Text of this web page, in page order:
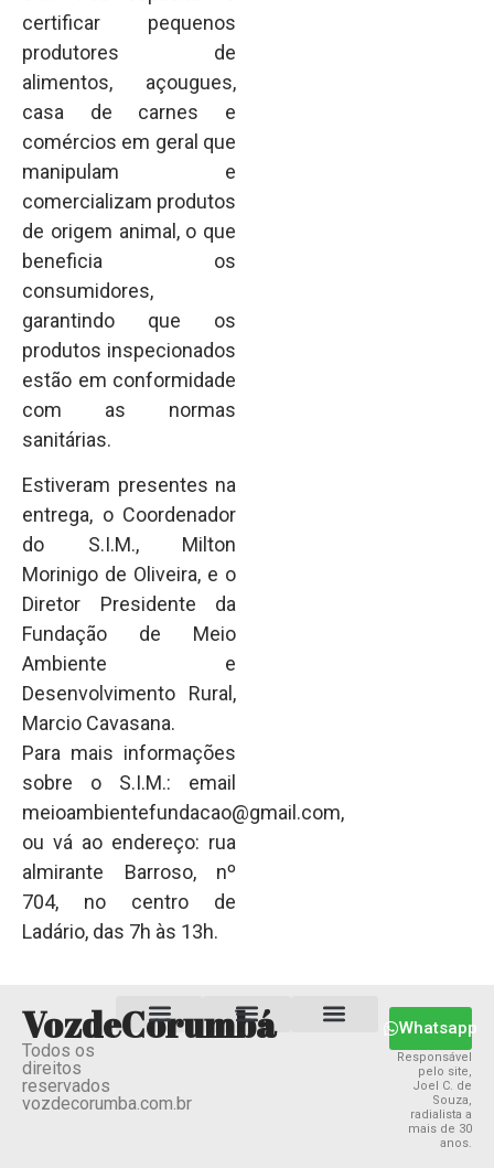
certificar pequenos
produtores de
alimentos, açougues,
casa de carnes e
comércios em geral que
manipulam e
comercializam produtos
de origem animal, o que
beneficia os
consumidores,
garantindo que os
produtos inspecionados
estão em conformidade
com as normas
sanitárias.
Estiveram presentes na
entrega, o Coordenador
do S.I.M., Milton
Morinigo de Oliveira, e o
Diretor Presidente da
Fundação de Meio
Ambiente e
Desenvolvimento Rural,
Marcio Cavasana.
Para mais informações
sobre o S.I.M.: email
meioambientefundacao@gmail.com,
ou vá ao endereço: rua
almirante Barroso, nº
704, no centro de
Ladário, das 7h às 13h.
VozdeCorumbá
Todos os
direitos
reservados
vozdecorumba.com.br
Whatsapp
Responsável
pelo site,
Joel C. de
Souza,
radialista a
mais de 30
anos.